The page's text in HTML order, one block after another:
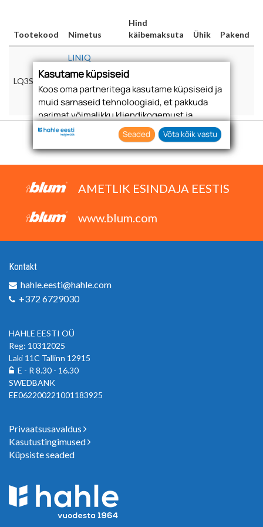
Tootekood Nimetus
Hind
käibemaksuta
Ühik Pakend
LQ3SET
LINIQ
KOMPLEKT
385-
610X472X42
TAMM
87,00 €
AMETLIK ESINDAJA EESTIS
www.blum.com
Kontakt
hahle.eesti@hahle.com
+372 6729030
HAHLE EESTI OÜ
Reg: 10312025
Laki 11C Tallinn 12915
E - R 8.30 - 16.30
SWEDBANK
EE062200221001183925
Privaatsusavaldus
Kasutustingimused
Küpsiste seaded
Kasutame küpsiseid
Koos oma partneritega kasutame küpsiseid ja
muid sarnaseid tehnoloogiaid, et pakkuda
parimat võimalikku kliendikogemust ja
asjakohast reklaami.
Nõustudes lubate oma teabe kogumiseks ja
kasutamiseks kasutada küpsiseid ja
anda, klõpsates menüüdes nuppu "Seaded".
Seaded Võta kõik vastu